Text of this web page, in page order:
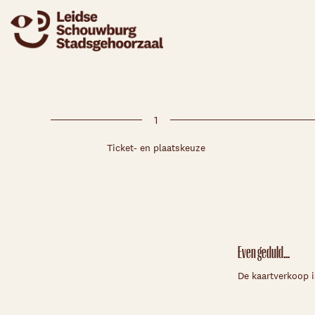
1
Ticket- en plaatskeuze
Even geduld...
De kaartverkoop